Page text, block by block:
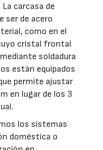
carcasa de
ser de acero
como en el
cristal frontal
soldadura
están equipados
permite ajustar
en lugar de los 3
los sistemas
doméstica o